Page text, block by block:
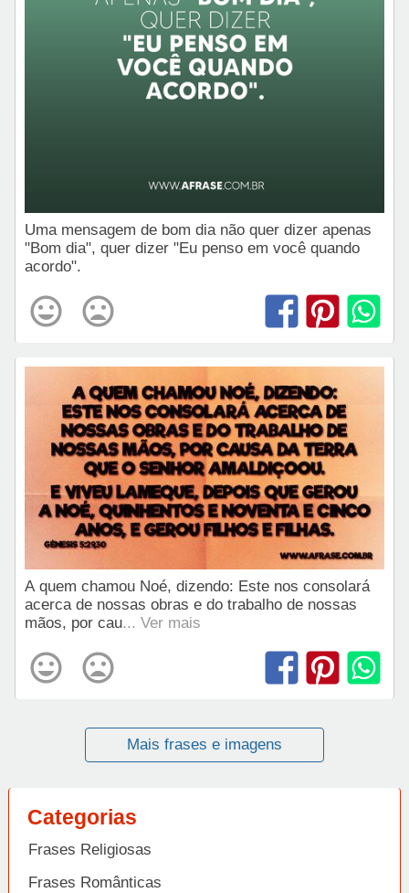
Uma mensagem de bom dia não quer dizer apenas
"Bom dia", quer dizer "Eu penso em você quando
acordo".
A quem chamou Noé, dizendo: Este nos consolará
acerca de nossas obras e do trabalho de nossas
mãos, por cau... Ver mais
Mais frases e imagens
Categorias
Frases Religiosas
Frases Românticas